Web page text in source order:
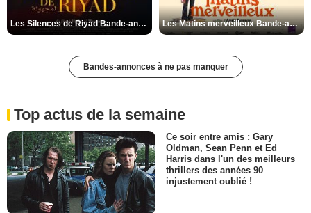
Les Silences de Riyad Bande-annonce VO STFR Les Matins merveilleux Bande-annonce VF
Bandes-annonces à ne pas manquer
Top actus de la semaine
Ce soir entre amis : Gary
Oldman, Sean Penn et Ed
Harris dans l'un des meilleurs
thrillers des années 90
injustement oublié !